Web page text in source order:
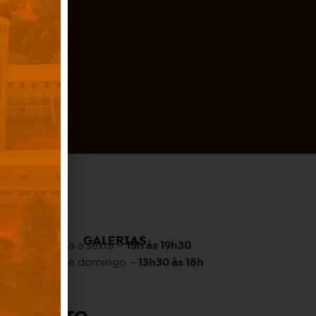
GALERIAS
Quarta a sexta –15h às 19h30
Sábado e domingo –13h30 às 18h